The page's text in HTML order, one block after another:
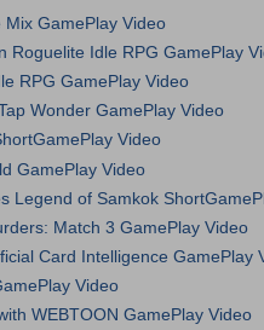
Mix GamePlay Video
Roguelite Idle RPG GamePlay
RPG GamePlay Video
Wonder GamePlay Video
Video
GamePlay Video
Legend of Samkok
Match 3 GamePlay Video
Card Intelligence GamePlay
Video
WEBTOON GamePlay Video